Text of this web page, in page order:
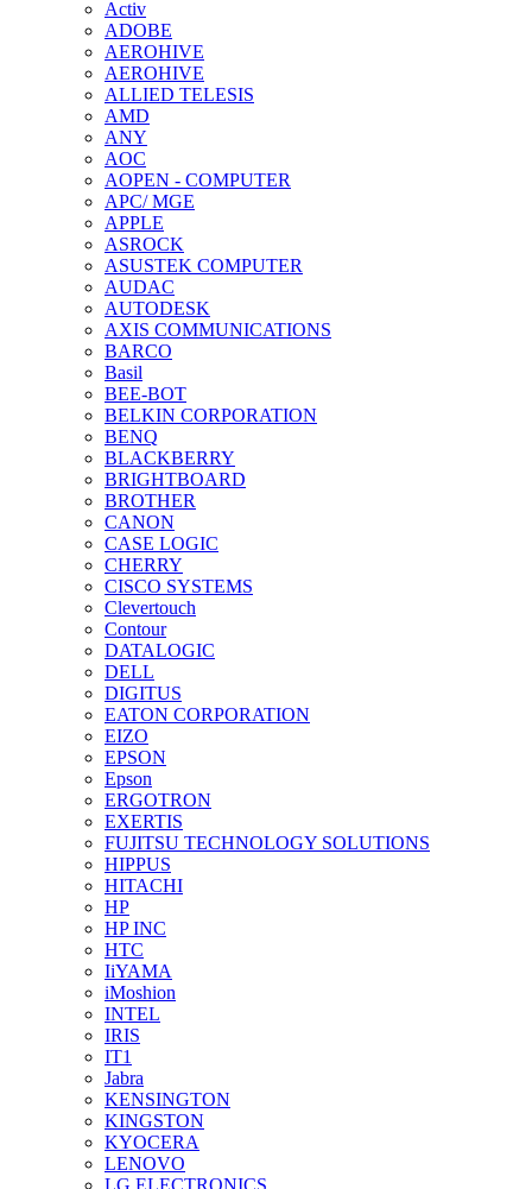
Activ
ADOBE
AEROHIVE
AEROHIVE
ALLIED TELESIS
AMD
ANY
AOC
AOPEN - COMPUTER
APC/ MGE
APPLE
ASROCK
ASUSTEK COMPUTER
AUDAC
AUTODESK
AXIS COMMUNICATIONS
BARCO
Basil
BEE-BOT
BELKIN CORPORATION
BENQ
BLACKBERRY
BRIGHTBOARD
BROTHER
CANON
CASE LOGIC
CHERRY
CISCO SYSTEMS
Clevertouch
Contour
DATALOGIC
DELL
DIGITUS
EATON CORPORATION
EIZO
EPSON
Epson
ERGOTRON
EXERTIS
FUJITSU TECHNOLOGY SOLUTIONS
HIPPUS
HITACHI
HP
HP INC
HTC
IiYAMA
iMoshion
INTEL
IRIS
IT1
Jabra
KENSINGTON
KINGSTON
KYOCERA
LENOVO
LG ELECTRONICS